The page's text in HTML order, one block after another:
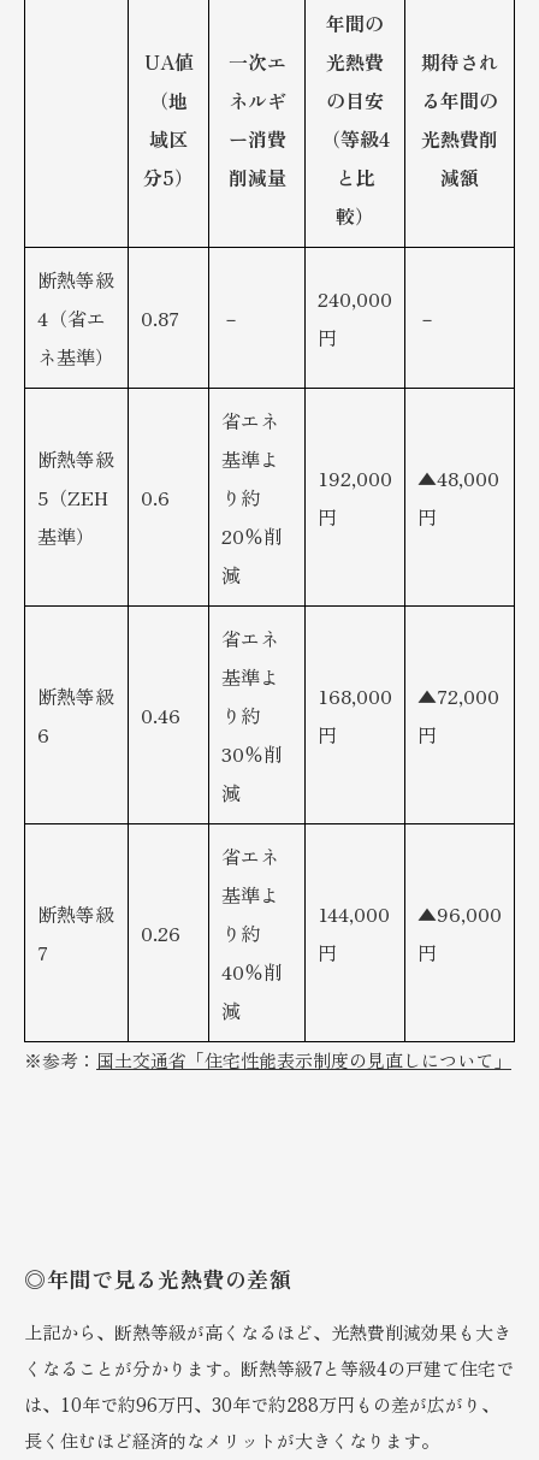
UA値
（地
域区
分5）
一次エ
ネルギ
ー消費
削減量
年間の
光熱費
の目安
（等級4
と比
較）
期待され
る年間の
光熱費削
減額
断熱等級
4（省エ
ネ基準）
0.87 －
240,000
円
－
断熱等級
5（ZEH
基準）
0.6
省エネ
基準よ
り約
20％削
減
192,000
円
▲48,000
円
断熱等級
6
0.46
省エネ
基準よ
り約
30％削
減
168,000
円
▲72,000
円
断熱等級
7
0.26
省エネ
基準よ
り約
40％削
減
144,000
円
▲96,000
円
※参考： 国土交通省「住宅性能表示制度の見直しについて」
◎年間で見る光熱費の差額
上記から、断熱等級が高くなるほど、光熱費削減効果も大き
くなることが分かります。断熱等級7と等級4の戸建て住宅で
は、10年で約96万円、30年で約288万円もの差が広がり、
長く住むほど経済的なメリットが大きくなります。